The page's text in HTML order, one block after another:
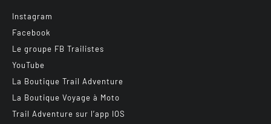
Instagram
Facebook
Le groupe FB Trailistes
YouTube
La Boutique Trail Adventure
La Boutique Voyage à Moto
Trail Adventure sur l’app IOS